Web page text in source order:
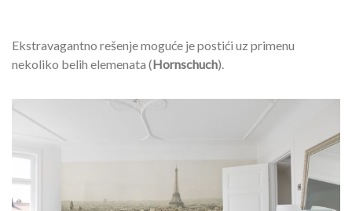
Ekstravagantno rešenje moguće je postići uz primenu
nekoliko belih elemenata (Hornschuch).